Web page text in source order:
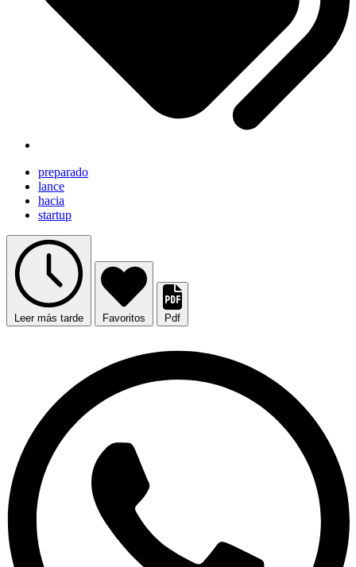
preparado
lance
hacia
startup
Leer más tarde Favoritos Pdf